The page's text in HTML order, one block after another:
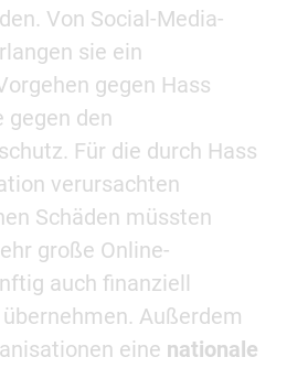
Von Social-Media-
sie ein
gegen Hass
gegen den
Für die durch Hass
verursachten
Schäden müssten
große Online-
auch finanziell
Außerdem
eine nationale